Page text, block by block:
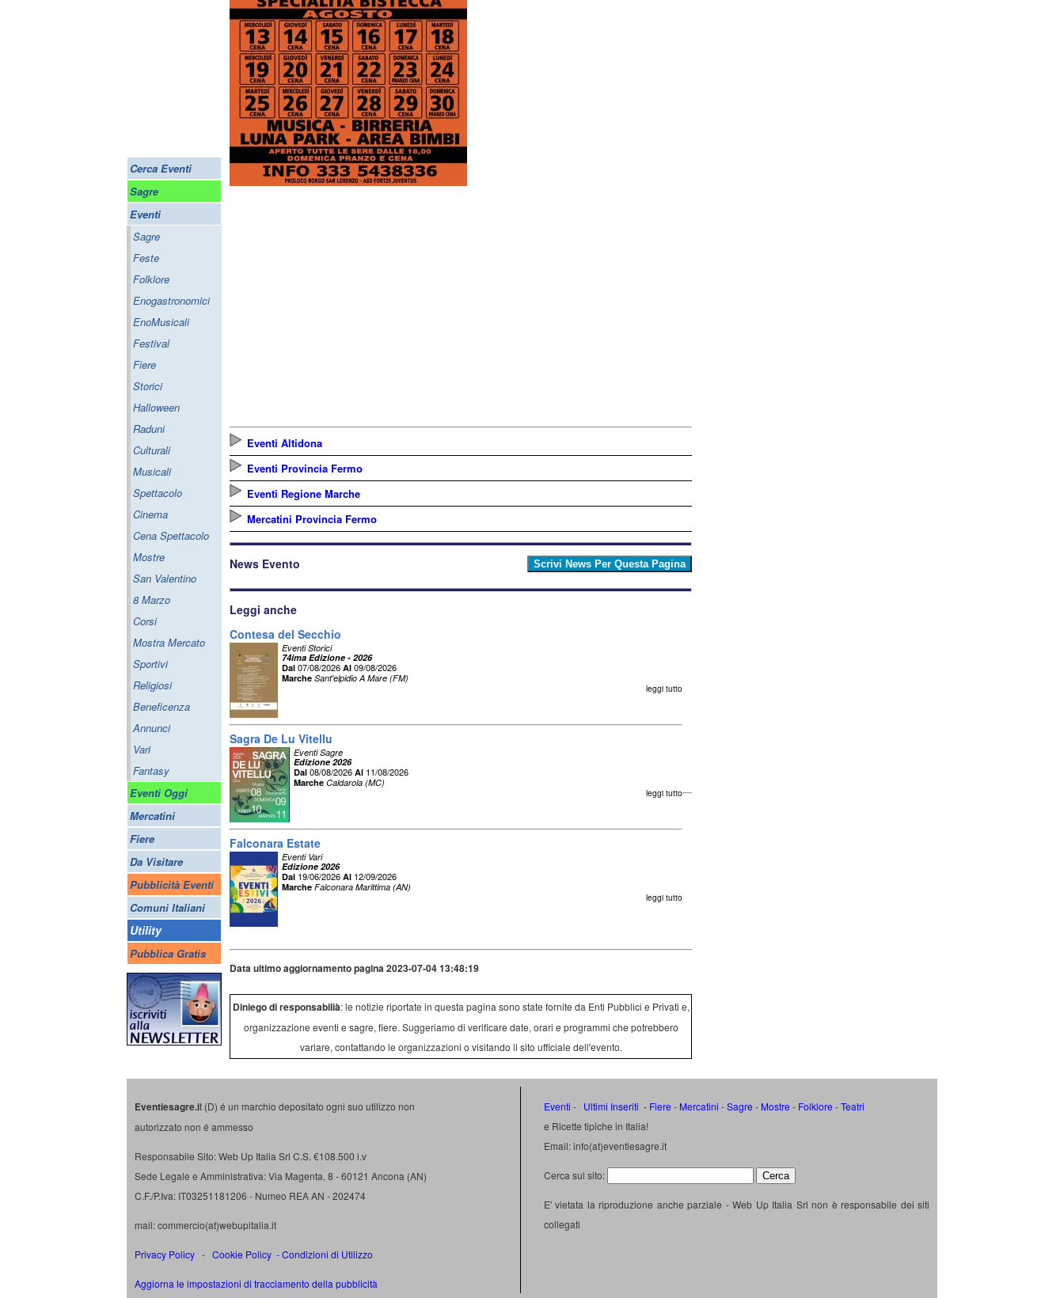
Cerca Eventi
Sagre
Eventi
Sagre
Feste
Folklore
Enogastronomici
EnoMusicali
Festival
Fiere
Storici
Halloween
Raduni
Culturali
Musicali
Spettacolo
Cinema
Cena Spettacolo
Mostre
San Valentino
8 Marzo
Corsi
Mostra Mercato
Sportivi
Religiosi
Beneficenza
Annunci
Vari
Fantasy
Eventi Oggi
Mercatini
Fiere
Da Visitare
Pubblicità Eventi
Comuni Italiani
Utility
Pubblica Gratis
Eventi Altidona
Eventi Provincia Fermo
Eventi Regione Marche
Mercatini Provincia Fermo
News Evento
Leggi anche
Contesa del Secchio
Eventi Storici
74ima Edizione - 2026
Dal 07/08/2026 Al 09/08/2026
Marche Sant'elpidio A Mare (FM)
leggi tutto
Sagra De Lu Vitellu
Eventi Sagre
Edizione 2026
Dal 08/08/2026 Al 11/08/2026
Marche Caldarola (MC)
leggi tutto
Falconara Estate
Eventi Vari
Edizione 2026
Dal 19/06/2026 Al 12/09/2026
Marche Falconara Marittima (AN)
leggi tutto
Data ultimo aggiornamento pagina 2023-07-04 13:48:19
Diniego di responsabilià: le notizie riportate in questa pagina sono state fornite da Enti Pubblici e Privati e,
organizzazione eventi e sagre, fiere. Suggeriamo di verificare date, orari e programmi che potrebbero
variare, contattando le organizzazioni o visitando il sito ufficiale dell'evento.
Eventiesagre.it (D) é un marchio depositato ogni suo utilizzo non
autorizzato non é ammesso
Responsabile Sito: Web Up Italia Srl C.S. €108.500 i.v
Sede Legale e Amministrativa: Via Magenta, 8 - 60121 Ancona (AN)
C.F./P.Iva: IT03251181206 - Numeo REA AN - 202474
mail: commercio(at)webupitalia.it
Privacy Policy - Cookie Policy -Condizioni di Utilizzo
Aggiorna le impostazioni di tracciamento della pubblicità
Eventi - Ultimi Inseriti - Fiere - Mercatini -Sagre - Mostre - Folklore -Teatri
e Ricette tipiche in Italia!
Email: info(at)eventiesagre.it
Cerca sul sito:
E' vietata la riproduzione anche parziale - Web Up Italia Srl non è responsabile dei siti
collegati